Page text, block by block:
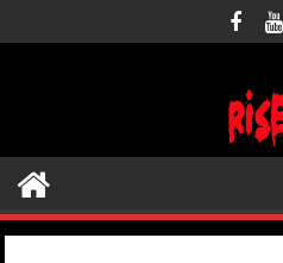
al